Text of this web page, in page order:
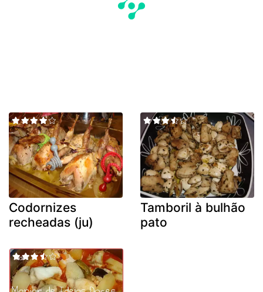
Codornizes
recheadas (ju)
Tamboril à bulhão
pato